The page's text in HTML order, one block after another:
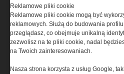
Reklamowe pliki cookie
Reklamowe pliki cookie mogą być
reklamowych. Służą do budowania
przeglądasz, co obejmuje unikalną
zezwolisz na te pliki cookie, nadal
na Twoich zainteresowaniach.
Nasza strona korzysta z usług Google,